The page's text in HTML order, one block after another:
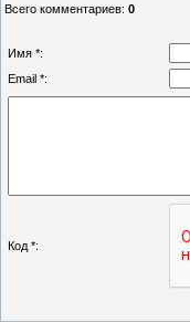
Всего комментариев: 0
Имя *:
Email *:
Код *: